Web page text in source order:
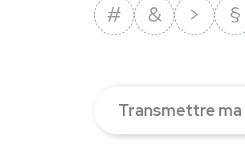
# & > §
Transmettre